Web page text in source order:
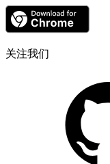
关注我们